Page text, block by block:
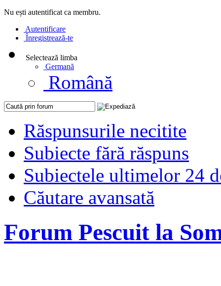
Nu ești autentificat ca membru.
Autentificare
Înregistrează-te
Selectează limba
Germană
Română
Răspunsurile necitite
Subiecte fără răspuns
Subiectele ultimelor 24
Căutare avansată
Forum Pescuit la